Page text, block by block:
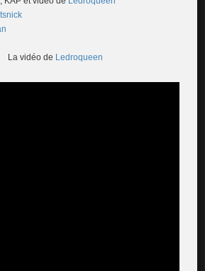
La vidéo de Ledroqueen